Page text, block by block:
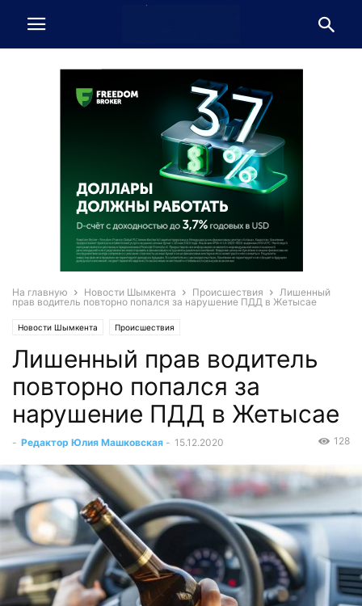
На главную Новости Шымкента Происшествия
Лишенный
прав водитель повторно попался за нарушение ПДД в Жетысае
Новости Шымкента Происшествия
Лишенный прав водитель
повторно попался за
нарушение ПДД в Жетысае
- Редактор Юлия Машковская - 15.12.2020 128